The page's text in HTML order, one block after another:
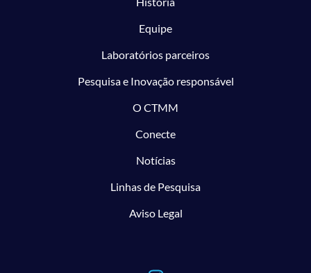
Equipe
Laboratórios parceiros
Pesquisa e Inovação responsável
O CTMM
Conecte
Notícias
Linhas de Pesquisa
Aviso Legal